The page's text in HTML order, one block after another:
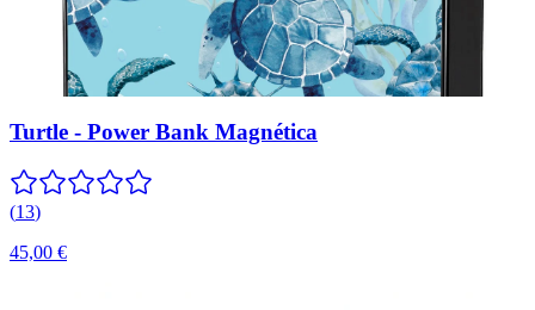
Turtle - Power Bank Magnética
(13)
45,00 €